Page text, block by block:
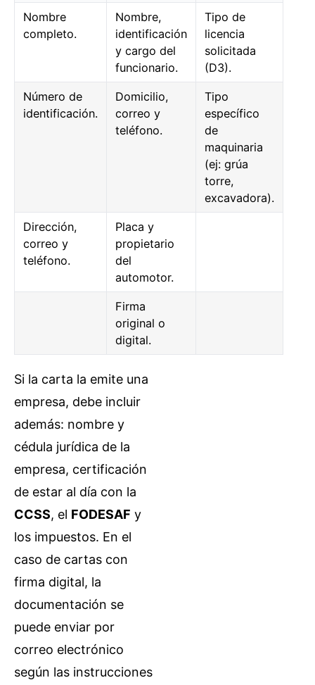
Nombre
completo.
Nombre,
identificación
y cargo del
funcionario.
Tipo de
licencia
solicitada
(D3).
Número de
identificación.
Domicilio,
correo y
teléfono.
Tipo
específico
de
maquinaria
(ej: grúa
torre,
excavadora).
Dirección,
correo y
teléfono.
Placa y
propietario
del
automotor.
Firma
original o
digital.
Si la carta la emite una
empresa, debe incluir
además: nombre y
cédula jurídica de la
empresa, certificación
de estar al día con la
CCSS, el FODESAF y
los impuestos. En el
caso de cartas con
firma digital, la
documentación se
puede enviar por
correo electrónico
según las instrucciones